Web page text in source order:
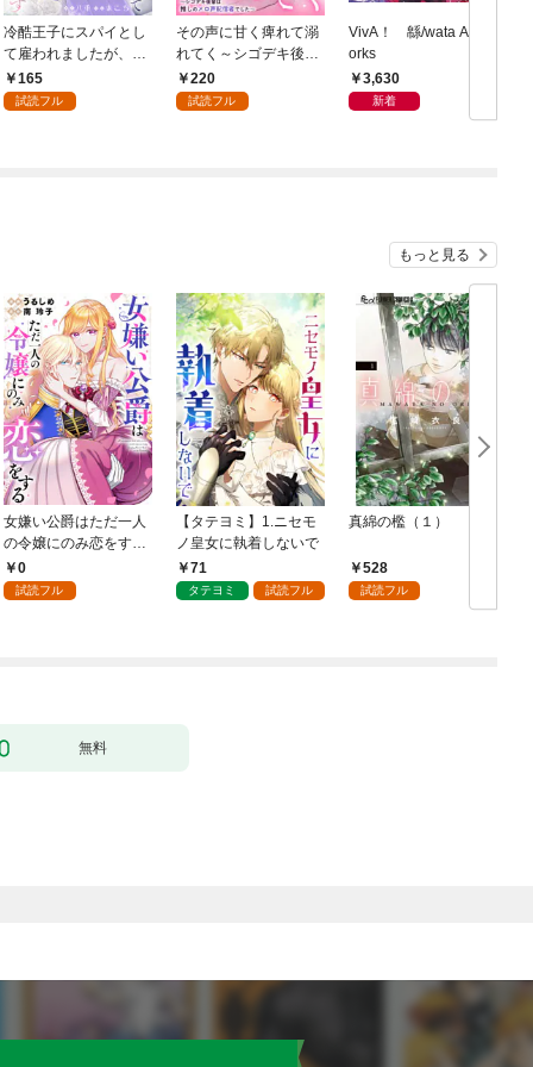
冷酷王子にスパイとし
て雇われましたが、結
婚を迫られています: 1
165
試読フル
その声に甘く痺れて溺
れてく～シゴデキ後輩
は推しのメロ声配信者
でした～: 1
220
試読フル
VivA！ 緜/wata Art W
orks
3,630
新着
もっと見る
女嫌い公爵はただ一人
の令嬢にのみ恋をする
（分冊版）第１話
0
試読フル
【タテヨミ】1.ニセモ
ノ皇女に執着しないで
71
タテヨミ 試読フル
真綿の檻（１）
528
試読フル
無料